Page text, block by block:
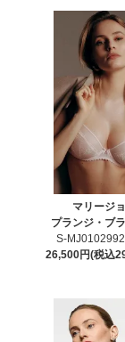
マリージ
プランジ・ブ
S-MJ0102992
26,500円(税込